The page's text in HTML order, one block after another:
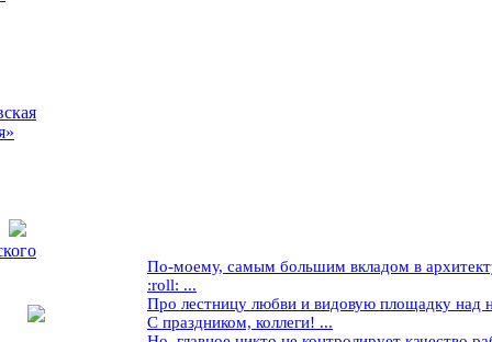
По-моему, самым большим вкладом в
:roll: ...
Про лестницу любви и видовую площадку над
С праздником, коллеги! ...